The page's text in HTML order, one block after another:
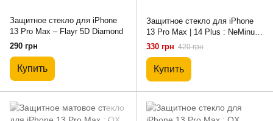
Защитное стекло для iPhone
13 Pro Max – Flayr 5D Diamond
290 грн
Купить
Защитное стекло для iPhone
13 Pro Max | 14 Plus : NeMinute
(ESD) Anti-Static
330 грн 420 грн
Купить